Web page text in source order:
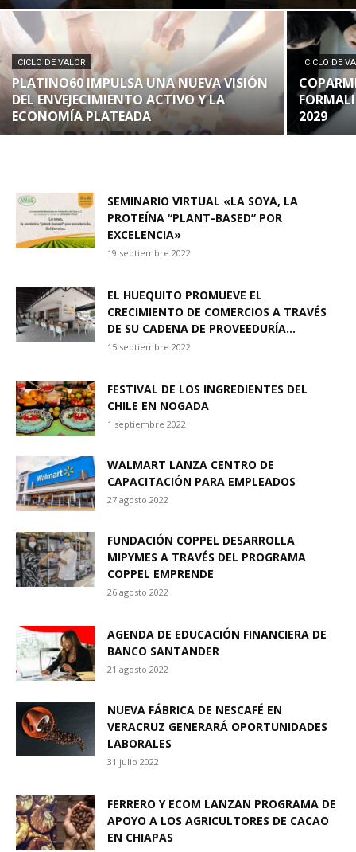
CICLO DE VALOR
PLATINO60 IMPULSA UNA NUEVA VISIÓN
DEL ENVEJECIMIENTO ACTIVO Y LA
ECONOMÍA PLATEADA
CICLO DE
2029
SEMINARIO VIRTUAL «LA SOYA, LA
PROTEÍNA “PLANT-BASED” POR
EXCELENCIA»
19 septiembre 2022
EL HUEQUITO PROMUEVE EL
CRECIMIENTO DE COMERCIOS A TRAVÉS
DE SU CADENA DE PROVEEDURÍA...
15 septiembre 2022
FESTIVAL DE LOS INGREDIENTES DEL
CHILE EN NOGADA
1 septiembre 2022
WALMART LANZA CENTRO DE
CAPACITACIÓN PARA EMPLEADOS
27 agosto 2022
FUNDACIÓN COPPEL DESARROLLA
MIPYMES A TRAVÉS DEL PROGRAMA
COPPEL EMPRENDE
26 agosto 2022
AGENDA DE EDUCACIÓN FINANCIERA DE
BANCO SANTANDER
21 agosto 2022
NUEVA FÁBRICA DE NESCAFÉ EN
VERACRUZ GENERARÁ OPORTUNIDADES
LABORALES
31 julio 2022
FERRERO Y ECOM LANZAN PROGRAMA DE
APOYO A LOS AGRICULTORES DE CACAO
EN CHIAPAS